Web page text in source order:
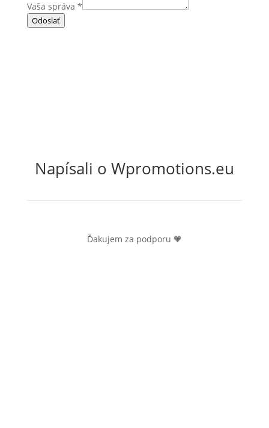
Vaša správa *
Odoslať
Napísali o Wpromotions.eu
Ďakujem za podporu 🧡